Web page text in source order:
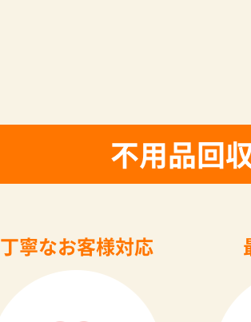
不用品回
丁寧なお客様対応